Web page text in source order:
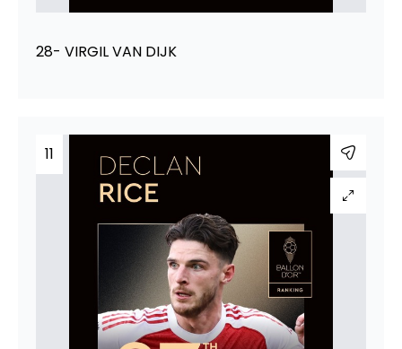
28- VIRGIL VAN DIJK
11